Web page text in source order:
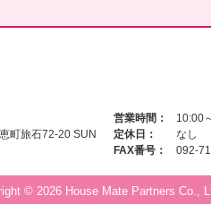
町旅石72-20 SUN
営業時間：
10:00
定休日：
なし
FAX番号：
092-
© 2026 House Mate Partners Co.,